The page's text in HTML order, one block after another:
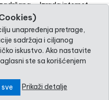
-Izrada internet
-Selltico.
unapređenja pretrage,
sadržaja i ciljanog
iskustvo. Ako nastavite
ste sa korišćenjem
Prikaži detalje